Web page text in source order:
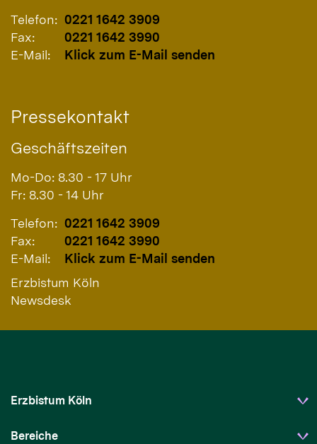
Telefon: 0221 1642 3909
Fax:
0221 1642 3990
E-Mail:
Klick zum E-Mail senden
Pressekontakt
Geschäftszeiten
Mo-Do: 8.30 - 17 Uhr
Fr: 8.30 - 14 Uhr
Telefon: 0221 1642 3909
Fax:
0221 1642 3990
E-Mail:
Klick zum E-Mail senden
Erzbistum Köln
Newsdesk
Erzbistum Köln
Bereiche